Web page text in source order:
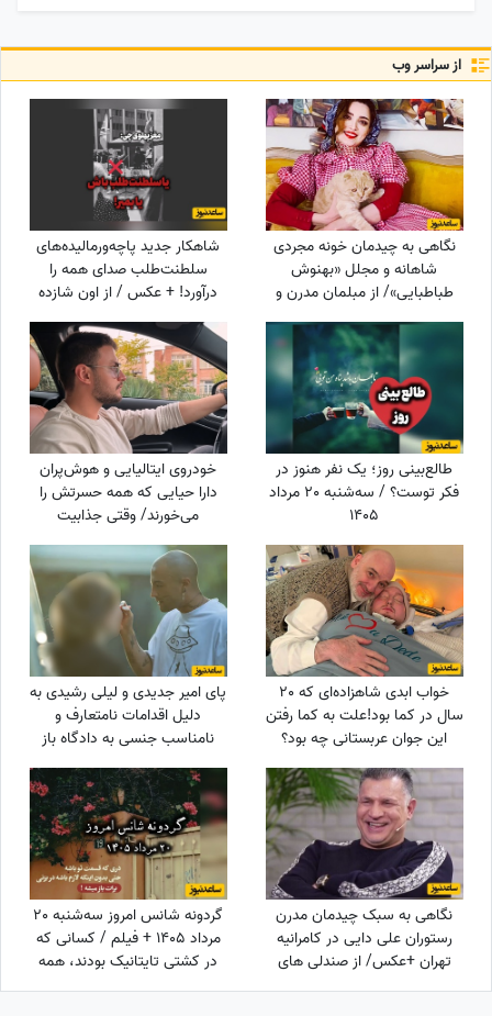
از سراسر وب
نگاهی به چیدمان خونه مجردی
شاهانه و مجلل «بهنوش
طباطبایی»/ از مبلمان مدرن و
دکوری‌های هنری و قدیمی تا
بالکن چشم‌نواز و پت خونگی
شاهکار جدید پاچه‌ورمالیده‌های
سلطنت‌طلب صدای همه را
درآورد! + عکس / از اون شازده
همچین طرفداری بعید نیست!
طالع‌بینی روز؛ یک نفر هنوز در
فکر توست؟ / سه‌شنبه 20 مرداد
1405
خودروی ایتالیایی و هوش‌پران
دارا حیایی که همه حسرتش را
می‌خورند/ وقتی جذابیت
آلفارومئو دردسرساز می‌شود!
خواب ابدی شاهزاده‌ای که 20
سال در کما بود!علت به کما رفتن
این جوان عربستانی چه بود؟
پای امیر جدیدی و لیلی رشیدی به
دلیل اقدامات نامتعارف و
نامناسب جنسی به دادگاه باز
شد! حکم 4 سال و 3 ماه حبس
در انتظار متهمان فیلم
ممنوعه!+عکس
نگاهی به سبک چیدمان مدرن
رستوران علی دایی در کامرانیه
تهران +عکس/ از صندلی های
بنفش و گیاهان تا سقف شیشه
گردونه شانس امروز سه‌شنبه 20
مرداد 1405 + فیلم / کسانی که
در کشتی تایتانیک بودند، همه
سالم و ثروتمند بودند ولی فقط